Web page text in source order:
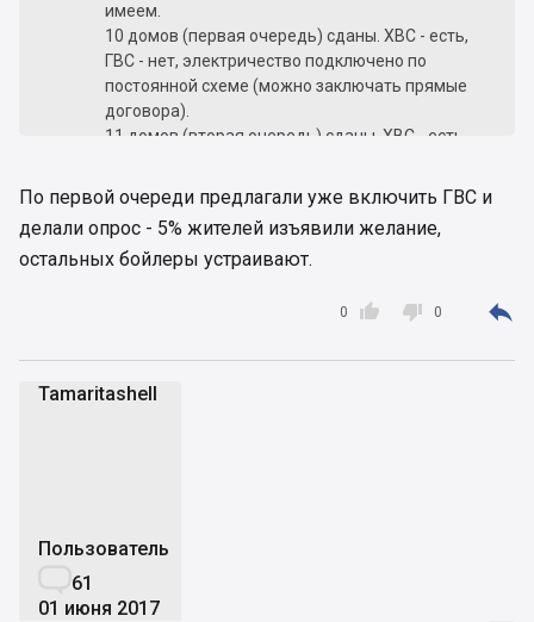
имеем.
10 домов (первая очередь) сданы. ХВС - есть,
ГВС - нет, электричество подключено по
постоянной схеме (можно заключать прямые
договора).
11 домов (вторая очередь) сданы. ХВС - есть,
ВРЕМЕННОЙ схеме (прямые договора
заключить нельзя).
11 домов находятся на разных стадиях
готовности и строительства, соответственно
1 дом строительство отменено.
подлежит проверке) из 33 запланированных
домов на сегодня только в 10 можно заключить
По первой очереди предлагали уже включить ГВС и
делали опрос - 5% жителей изъявили желание,
остальных бойлеры устраивают.

0  0 
Tamaritashell
Пользователь
61
01 июня 2017